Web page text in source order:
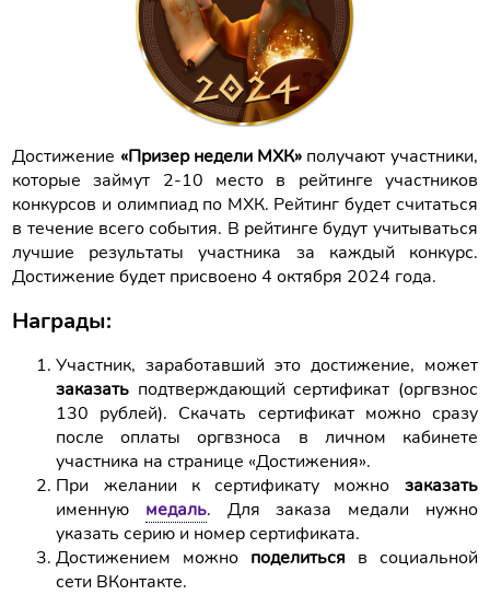
Достижение «Призер недели МХК» получают участники,
которые займут 2-10 место в рейтинге участников
конкурсов и олимпиад по МХК. Рейтинг будет считаться
в течение всего события. В рейтинге будут учитываться
лучшие результаты участника за каждый конкурс.
Достижение будет присвоено 4 октября 2024 года.
Награды:
Участник, заработавший это достижение, может
заказать подтверждающий сертификат (оргвзнос
130 рублей). Скачать сертификат можно сразу
после оплаты оргвзноса в личном кабинете
участника на странице «Достижения».
При желании к сертификату можно заказать
именную медаль. Для заказа медали нужно
указать серию и номер сертификата.
Достижением можно поделиться в социальной
сети ВКонтакте.